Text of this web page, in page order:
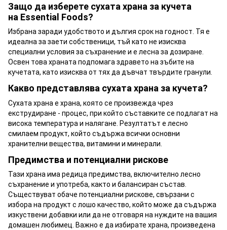
Защо да изберете сухата храна за кучета
на Essential Foods?
Избрана заради удобството и дългия срок на годност. Тя е
идеална за заети собственици, тъй като не изисква
специални условия за съхранение и е лесна за дозиране.
Освен това храната подпомага здравето на зъбите на
кучетата, като изисква от тях да дъвчат твърдите гранули.
Какво представлява сухата храна за кучета?
Сухата храна е храна, която се произвежда чрез
екструдиране - процес, при който съставките се подлагат на
висока температура и налягане. Резултатът е лесно
смилаем продукт, който съдържа всички основни
хранителни вещества, витамини и минерали.
Предимства и потенциални рискове
Тази храна има редица предимства, включително лесно
съхранение и употреба, както и балансиран състав.
Съществуват обаче потенциални рискове, свързани с
избора на продукт с лошо качество, който може да съдържа
изкуствени добавки или да не отговаря на нуждите на вашия
домашен любимец. Важно е да избирате храна, произведена